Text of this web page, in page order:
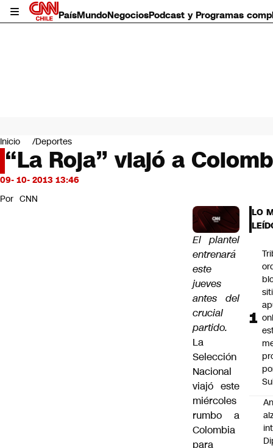
PaísMundoNegociosPodcast y Programas
Mundo
Negocios
Deportes
Programas completos
Servicios
Inicio Deportes
“La Roja” viajó a
09- 10- 2013 13:46
Por CNN
El plantel
entrenará
este
jueves
antes del
crucial
partido.
La
Selección
Nacional
viajó este
miércoles
rumbo a
Colombia
para
LO